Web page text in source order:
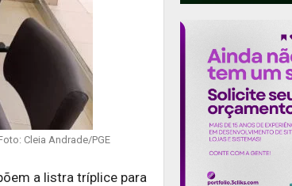
Cleia Andrade/PGE
a listra tríplice para